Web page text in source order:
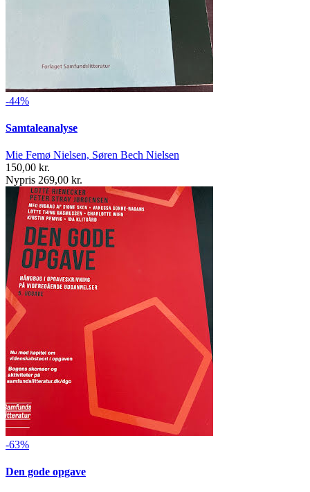
-44%
Samtaleanalyse
Mie Femø Nielsen, Søren Bech Nielsen
150,00 kr.
Nypris 269,00 kr.
-63%
Den gode opgave